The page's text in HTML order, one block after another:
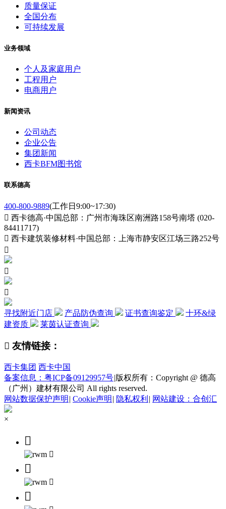
质量保证
全国分布
可持续发展
业务领域
个人及家庭用户
工程用户
电商用户
新闻资讯
公司动态
企业公告
集团新闻
西卡BFM图书馆
联系德高
400-800-9889(工作日9:00~17:30)
 西卡德高·中国总部：广州市海珠区南洲路158号南塔 (020-
84411717)
 西卡建筑装修材料·中国总部：上海市静安区江场三路252号



寻找附近门店 产品防伪查询 证书查询鉴定
十环&绿
建资质
莱茵认证查询
 友情链接：
西卡集团 西卡中国
备案信息：粤ICP备09129957号|版权所有：Copyright @ 德高
（广州）建材有限公司 All rights reserved.
网站数据保护声明 | Cookie声明 | 隐私权利 | 网站建设：合创汇
×




